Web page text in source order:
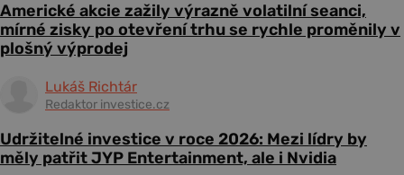
Americké akcie zažily výrazně volatilní seanci,
mírné zisky po otevření trhu se rychle proměnily v
plošný výprodej
Lukáš Richtár
Redaktor investice.cz
Udržitelné investice v roce 2026: Mezi lídry by
měly patřit JYP Entertainment, ale i Nvidia